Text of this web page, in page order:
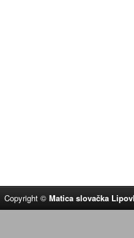
Copyright ©Matica slovačka